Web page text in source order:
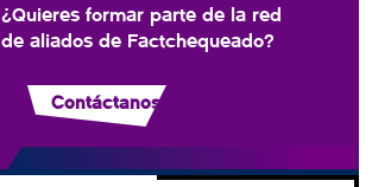
¿Quieres formar parte de la red
de aliados de Factchequeado?
Contáctanos